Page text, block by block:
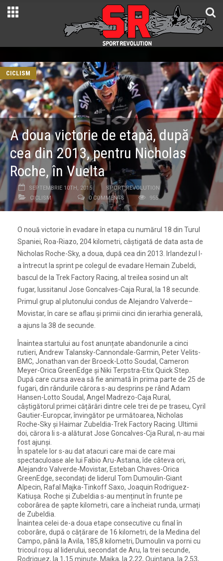
CICLISM
A doua victorie de etapă, după
cea din 2013, pentru Nicholas
Roche, în Vuelta
SEPTEMBRIE 10TH, 2015
SPORT REVOLUTION
CICLISM
0 COMMENTS 955
O nouă victorie în evadare în etapa cu numărul 18 din Turul
Spaniei, Roa-Riazo, 204 kilometri, câștigată de data asta de
Nicholas Roche-Sky, a doua, după cea din 2013. Irlandezul l-
a întrecut la sprint pe colegul de evadare Hemain Zubeldi,
bascul de la Trek Factory Racing, al treilea sosind un alt
fugar, lussitanul Jose Goncalves-Caja Rural, la 18 secunde.
Primul grup al plutonului condus de Alejandro Valverde–
Movistar, în care se aflau și primii cinci din ierarhia generală,
a ajuns la 38 de secunde.
Înaintea startului au fost anunțate abandonurile a cinci
rutieri, Andrew Talansky-Cannondale-Garmin, Peter Velits-
BMC, Jonathan van der Broeck-Lotto Soudal, Cameron
Meyer-Orica GreenEdge și Niki Terpstra-Etix Quick Step.
După care cursa avea să fie animată în prima parte de 25 de
fugari, din rândurile cărora s-au desprins pe rând Adam
Hansen-Lotto Soudal, Angel Madrezo-Caja Rural,
câștigătorul primei cățărări dintre cele trei de pe traseu, Cyril
Gautier-Europcar, învingător pe următoarea, Nicholas
Roche-Sky și Haimar Zubeldia-Trek Factory Racing. Ultimii
doi, cărora li s-a alăturat Jose Goncalves-Cja Rural, n-au mai
fost ajunși.
În spatele lor s-au dat atacuri care mai de care mai
spectaculoase ale lui Fabio Aru-Astana, îde câteva ori,
Alejandro Valverde-Movistar, Esteban Chaves-Orica
GreenEdge, secondați de liderul Tom Dumoulin-Giant
Alpecin, Rafal Majka-Tinkoff Saxo, Joaquin Rodriguez-
Katiușa. Roche și Zubeldia s-au menținut în frunte pe
coborârea de șapte kilometri, care a încheiat runda, urmați
de Zubeldia.
Înaintea celei de-a doua etape consecutive cu final în
coborâre, după o cățărare de 16 kilometri, de la Medina del
Campo, până la Avila, 185,8 kilometri, Dumoulin va porni cu
tricoul roșu al liderului, secondat de Aru, la trei secunde,
Rodriguez, la 1,15 minute, Majka, la 2,22, Quintana, la 2,53,